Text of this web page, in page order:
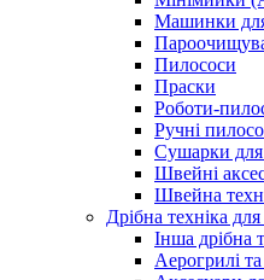
Машинки
Пилососи
Праски
Роботи-
Ручні
Сушарки для
Швейні
Швейна
Дрібна техніка для
Інша дрібна
Аерогрилі